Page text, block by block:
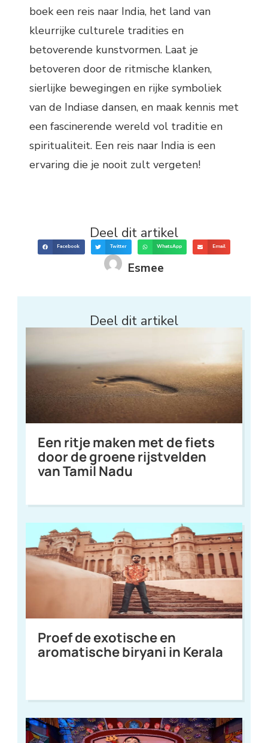
boek een reis naar India, het land van
kleurrijke culturele tradities en
betoverende kunstvormen. Laat je
betoveren door de ritmische klanken,
sierlijke bewegingen en rijke symboliek
van de Indiase dansen, en maak kennis met
een fascinerende wereld vol traditie en
spiritualiteit. Een reis naar India is een
ervaring die je nooit zult vergeten!
Deel dit artikel
Facebook Twitter WhatsApp Email
Esmee
Deel dit artikel
Een ritje maken met de fiets
door de groene rijstvelden
van Tamil Nadu
Proef de exotische en
aromatische biryani in Kerala